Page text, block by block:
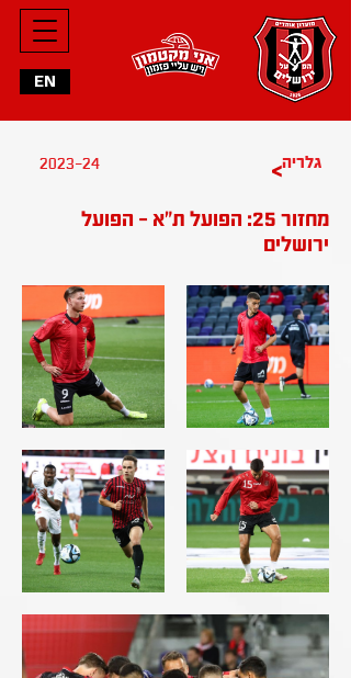
EN
2023-24 >גלריה
מחזור 25: הפועל ת"א - הפועל
ירושלים